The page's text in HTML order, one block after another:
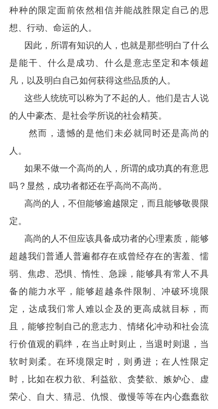
种种的限定面前依然相信并能战胜限定自己的思
想、行动、命运的人。
因此，所谓有知识的人，也就是那些明白了什么
是能干、什么是成功、什么是意志坚定和本领超
凡，以及明白自己如何获得这些品质的人。
这些人统统可以称为了不起的人。他们是古人说
的人中豪杰、是社会学所说的社会精英。
然而，遗憾的是他们未必就同时还是高尚的
人。
如果不做一个高尚的人，所谓的成功真的有意思
吗？显然，成功者都还在乎高尚不高尚。
高尚的人，不但能够逾越限定，而且能够敬畏限
定。
高尚的人不但应该具备成功者的心理素质，能够
超越我们普通人普遍都存在或曾经存在的害羞、懦
弱、焦虑、恐惧、惰性、急躁，能够具有常人不具
备的能力水平，能够超越条件限制、冲破环境限
定，达成我们常人难以企及的更高成就目标，而
且，能够控制自己的意志力、情绪化冲动和社会流
行价值观的羁绊，在当止时则止，当退时则退，当
软时则柔。在环境限定时，则勇进；在人性限定
时，比如在权力欲、利益欲、贪婪欲、嫉妒心、虚
荣心、自大、猜忌、仇恨、傲慢等等在内心蠢蠢欲